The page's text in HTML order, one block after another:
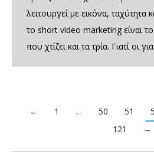
λειτουργεί με εικόνα, ταχύτητα
το short video marketing είναι
που χτίζει και τα τρία. Γιατί οι
← 1 … 50 51
121
→